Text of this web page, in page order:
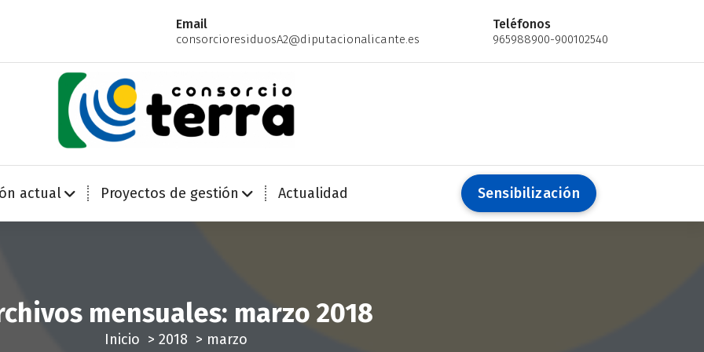
Email
consorcioresiduosA2@diputacionalicante.es
Teléfonos
965988900-900102540
actual Proyectos de gestión Actualidad Sensibilización
mensuales: marzo 2018
Inicio > 2018 > marzo